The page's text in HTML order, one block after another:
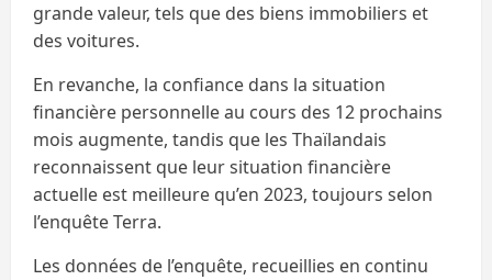
grande valeur, tels que des biens immobiliers et
des voitures.
En revanche, la confiance dans la situation
financière personnelle au cours des 12 prochains
mois augmente, tandis que les Thaïlandais
reconnaissent que leur situation financière
actuelle est meilleure qu’en 2023, toujours selon
l’enquête Terra.
Les données de l’enquête, recueillies en continu